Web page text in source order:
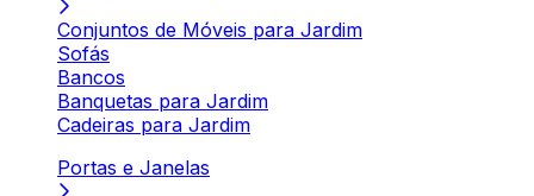
Conjuntos de Móveis para Jardim
Sofás
Bancos
Banquetas para Jardim
Cadeiras para Jardim
Portas e Janelas